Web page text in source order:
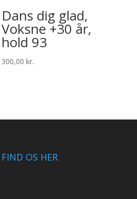
Dans dig glad,
Voksne +30 år,
hold 93
300,00kr.
FIND OS HER